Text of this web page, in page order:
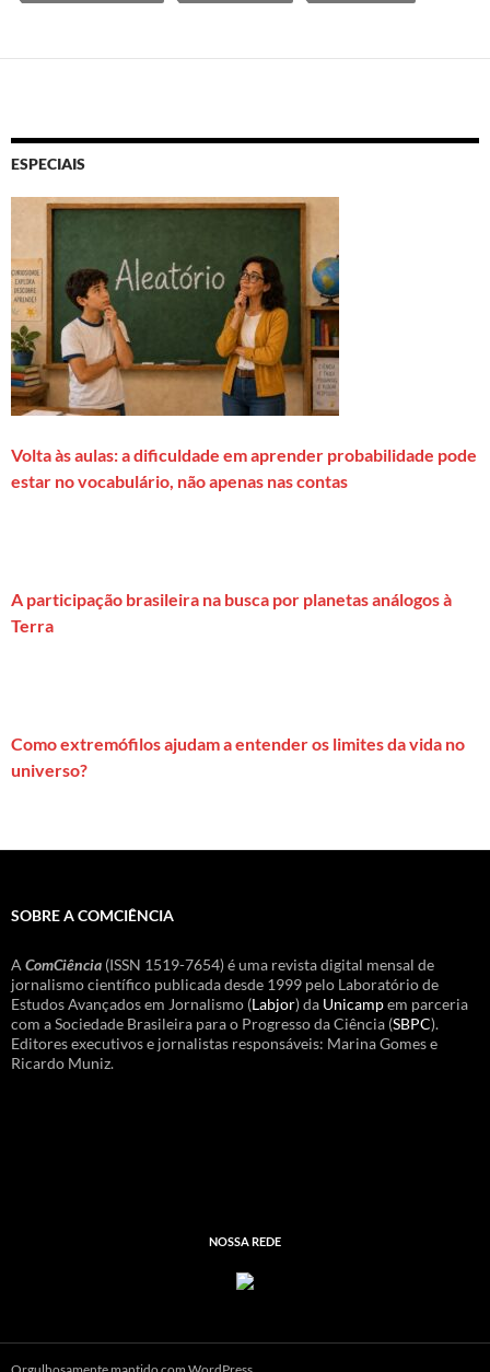
ESPECIAIS
Volta às aulas: a dificuldade em aprender probabilidade pode
estar no vocabulário, não apenas nas contas
A participação brasileira na busca por planetas análogos à
Terra
Como extremófilos ajudam a entender os limites da vida no
universo?
SOBRE A COMCIÊNCIA
A ComCiência (ISSN 1519-7654) é uma revista digital mensal de
jornalismo científico publicada desde 1999 pelo Laboratório de
Estudos Avançados em Jornalismo (Labjor) da Unicampem parceria
com a Sociedade Brasileira para o Progresso da Ciência (SBPC).
Editores executivos e jornalistas responsáveis: Marina Gomes e
Ricardo Muniz.
NOSSA REDE